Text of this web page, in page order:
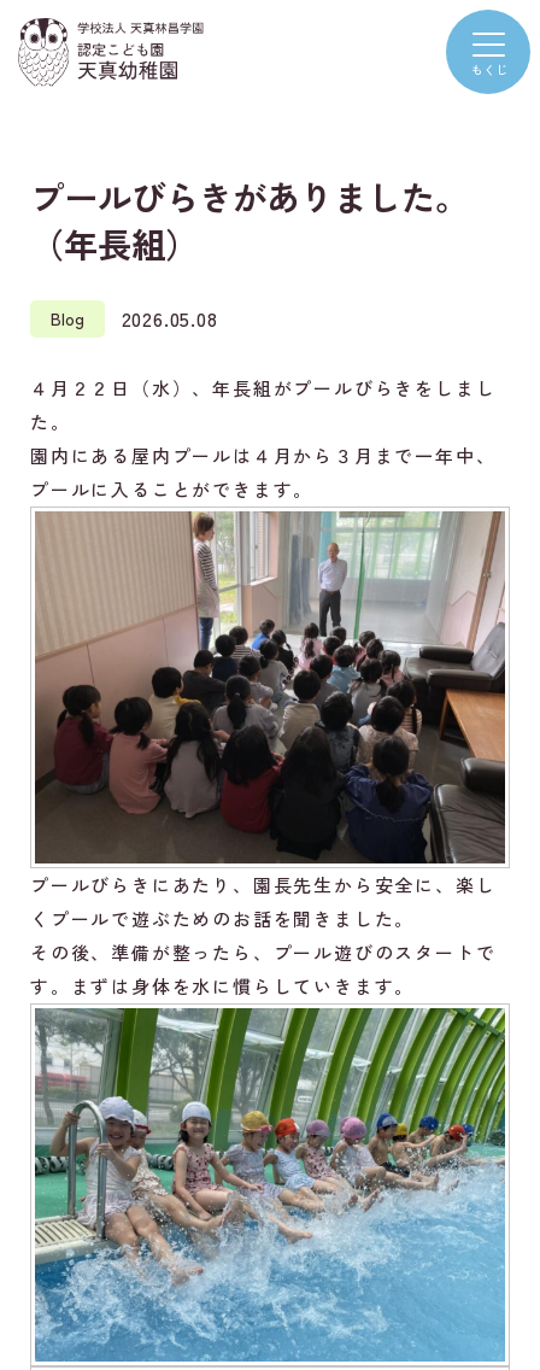
プールびらきがありました。
（年長組）
Blog 2026.05.08
４月２２日（水）、年長組がプールびらきをしまし
た。
園内にある屋内プールは４月から３月まで一年中、
プールに入ることができます。
プールびらきにあたり、園長先生から安全に、楽し
くプールで遊ぶためのお話を聞きました。
その後、準備が整ったら、プール遊びのスタートで
す。まずは身体を水に慣らしていきます。